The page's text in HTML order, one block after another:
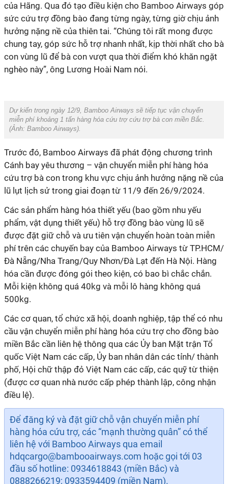
của Hãng. Qua đó tạo điều kiện cho Bamboo Airways góp
sức cứu trợ đồng bào đang từng ngày, từng giờ chịu ảnh
hưởng nặng nề của thiên tai. “Chúng tôi rất mong được
chung tay, góp sức hỗ trợ nhanh nhất, kịp thời nhất cho bà
con vùng lũ để bà con vượt qua thời điểm khó khăn ngặt
nghèo này”, ông Lương Hoài Nam nói.
Dự kiến trong ngày 12/9, Bamboo Airways sẽ tiếp tục vận chuyển
miễn phí khoảng 1 tấn hàng hóa cứu trợ cứu trợ bà con miền Bắc.
(Ảnh: Bamboo Airways).
Trước đó, Bamboo Airways đã phát động chương trình
Cánh bay yêu thương – vận chuyển miễn phí hàng hóa
cứu trợ bà con trong khu vực chịu ảnh hưởng nặng nề của
lũ lụt lịch sử trong giai đoạn từ 11/9 đến 26/9/2024.
Các sản phẩm hàng hóa thiết yếu (bao gồm nhu yếu
phẩm, vật dụng thiết yếu) hỗ trợ đồng bào vùng lũ sẽ
được đặt giữ chỗ và ưu tiên vận chuyển hoàn toàn miễn
phí trên các chuyến bay của Bamboo Airways từ TP.HCM/
Đà Nẵng/Nha Trang/Quy Nhơn/Đà Lạt đến Hà Nội. Hàng
hóa cần được đóng gói theo kiện, có bao bì chắc chắn.
Mỗi kiện không quá 40kg và mỗi lô hàng không quá
500kg.
Các cơ quan, tổ chức xã hội, doanh nghiệp, tập thể có nhu
cầu vận chuyển miễn phí hàng hóa cứu trợ cho đồng bào
miền Bắc cần liên hệ thông qua các Ủy ban Mặt trận Tổ
quốc Việt Nam các cấp, Ủy ban nhân dân các tỉnh/ thành
phố, Hội chữ thập đỏ Việt Nam các cấp, các quỹ từ thiện
(được cơ quan nhà nước cấp phép thành lập, công nhận
điều lệ).
Để đăng ký và đặt giữ chỗ vận chuyển miễn phí
hàng hóa cứu trợ, các “mạnh thường quân” có thể
liên hệ với Bamboo Airways qua email
hdqcargo@bambooairways.com hoặc gọi tới 03
đầu số hotline: 0934618843 (miền Bắc) và
0888266219; 0933594409 (miền Nam).